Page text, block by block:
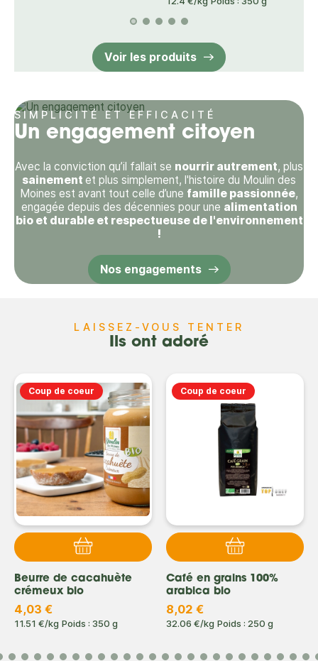
Voir les produits
SIMPLICITÉ ET EFFICACITÉ
Un engagement citoyen
Avec la conviction qu’il fallait se nourrir autrement, plus
sainement et plus simplement, l'histoire du Moulin des
Moines est avant tout celle d’une famille passionnée,
engagée depuis des décennies pour une alimentation
bio et durable et respectueuse de l'environnement
!
Nos engagements
LAISSEZ-VOUS TENTER
Ils ont adoré
Coup de coeur
Beurre de cacahuète
crémeux bio
4,03 €
11.51 €/kg Poids : 350 g
Coup de coeur
Café en grains 100%
arabica bio
8,02 €
32.06 €/kg Poids : 250 g